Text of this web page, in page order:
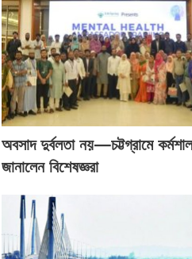
অবসাদ দুর্বলতা নয়—চট্টগ্রামে
জানালেন বিশেষজ্ঞরা